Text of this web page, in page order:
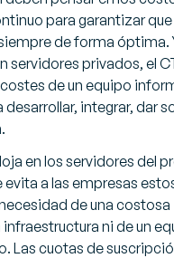
para garantizar que
de forma óptima.
servidores privados, el
de un equipo
integrar, dar
en los servidores del
evita a las empresas
de una costosa
ni de un
Las cuotas de